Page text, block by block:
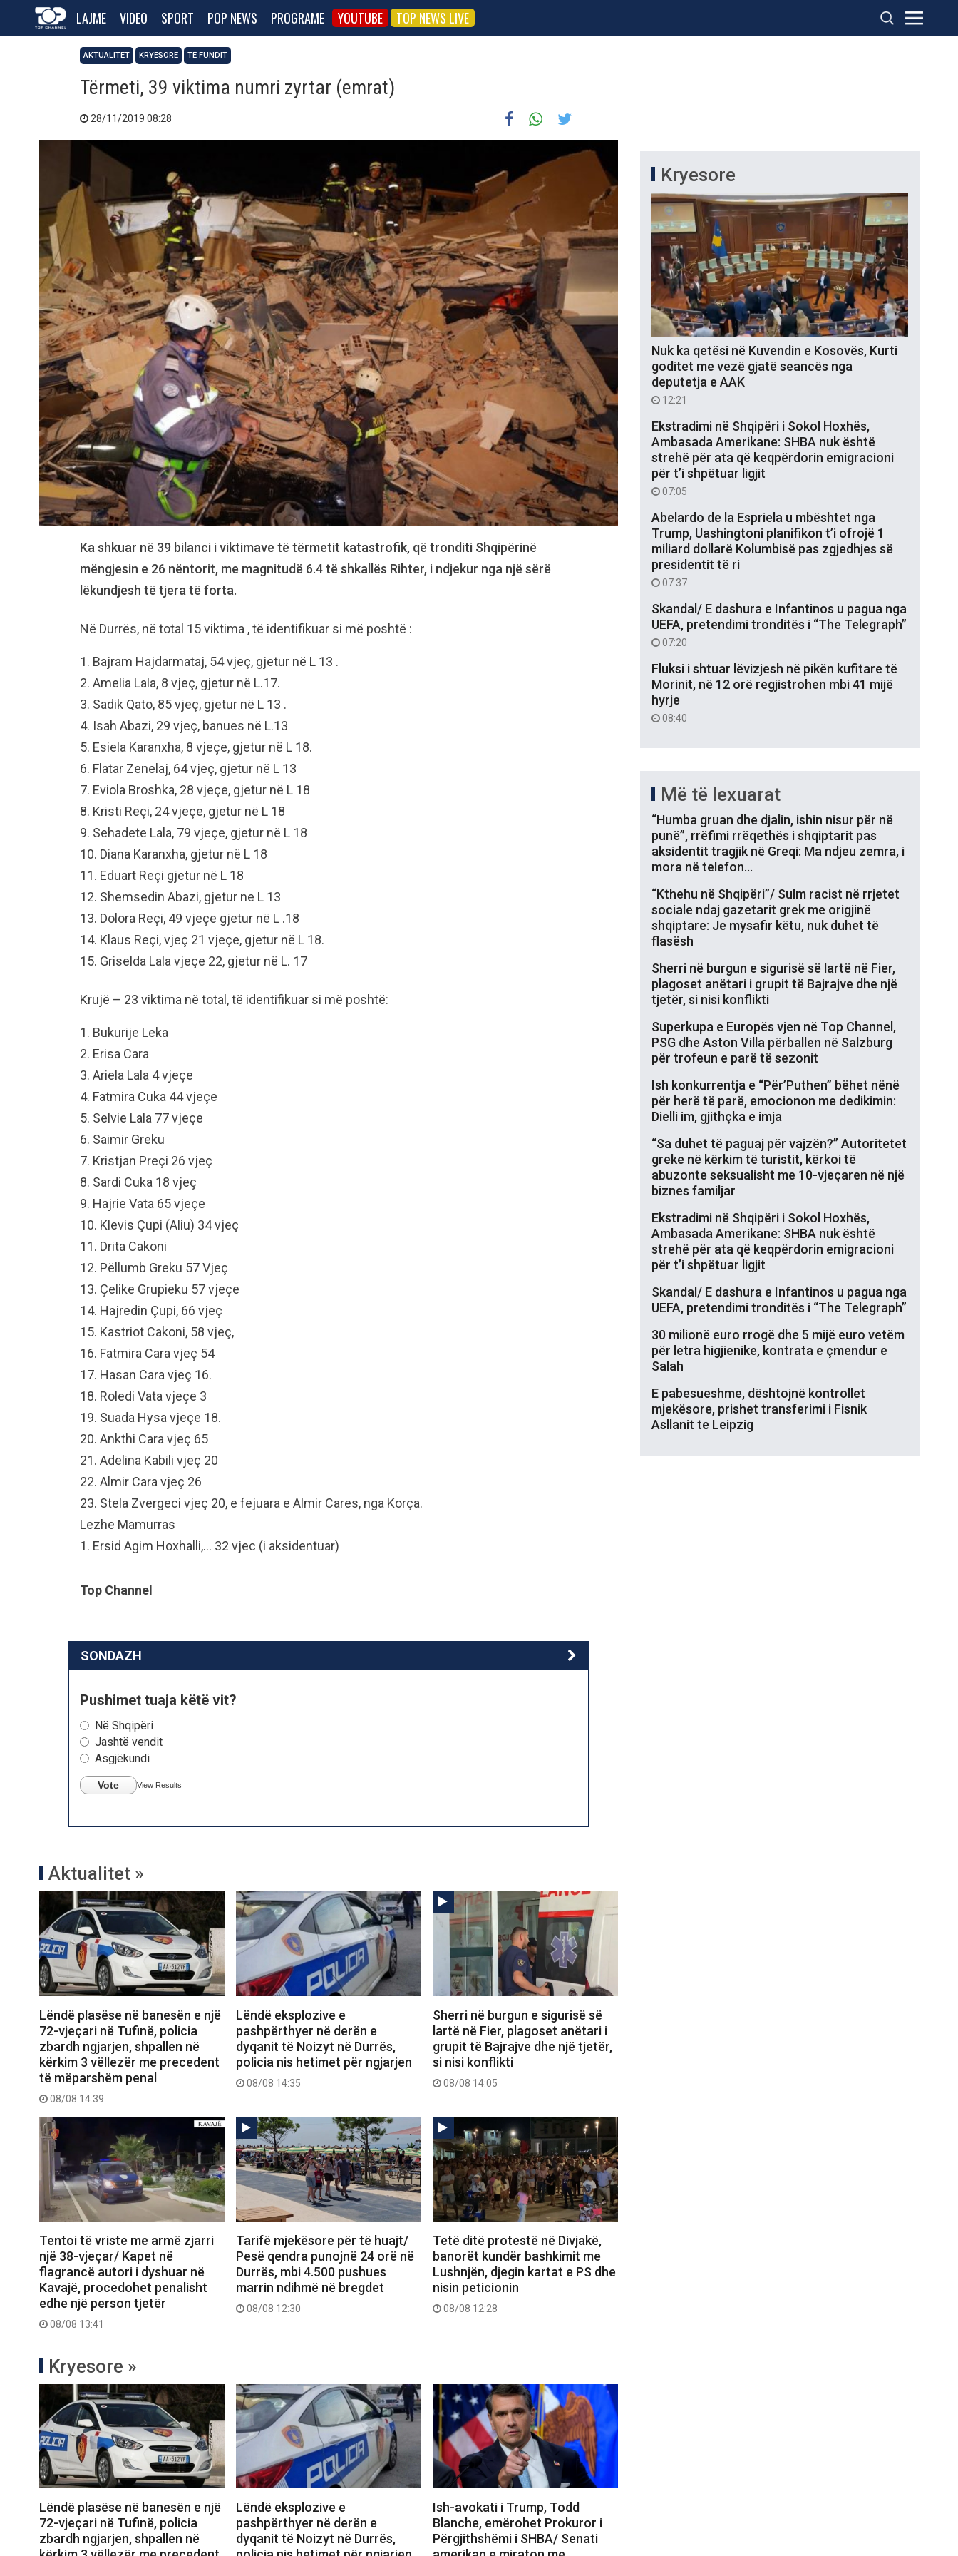
LAJME VIDEO SPORT POP NEWS PROGRAME YOUTUBE TOP NEWS LIVE
AKTUALITET KRYESORE TË FUNDIT
Tërmeti, 39 viktima numri zyrtar (emrat)
28/11/2019 08:28
Ka shkuar në 39 bilanci i viktimave të tërmetit katastrofik, që tronditi Shqipërinë
mëngjesin e 26 nëntorit, me magnitudë 6.4 të shkallës Rihter, i ndjekur nga një sërë
lëkundjesh të tjera të forta.
Në Durrës, në total 15 viktima , të identifikuar si më poshtë :
1. Bajram Hajdarmataj, 54 vjeç, gjetur në L 13 .
2. Amelia Lala, 8 vjeç, gjetur në L.17.
3. Sadik Qato, 85 vjeç, gjetur në L 13 .
4. Isah Abazi, 29 vjeç, banues në L.13
5. Esiela Karanxha, 8 vjeçe, gjetur në L 18.
6. Flatar Zenelaj, 64 vjeç, gjetur në L 13
7. Eviola Broshka, 28 vjeçe, gjetur në L 18
8. Kristi Reçi, 24 vjeçe, gjetur në L 18
9. Sehadete Lala, 79 vjeçe, gjetur në L 18
10. Diana Karanxha, gjetur në L 18
11. Eduart Reçi gjetur në L 18
12. Shemsedin Abazi, gjetur ne L 13
13. Dolora Reçi, 49 vjeçe gjetur në L .18
14. Klaus Reçi, vjeç 21 vjeçe, gjetur në L 18.
15. Griselda Lala vjeçe 22, gjetur në L. 17
Krujë – 23 viktima në total, të identifikuar si më poshtë:
1. Bukurije Leka
2. Erisa Cara
3. Ariela Lala 4 vjeçe
4. Fatmira Cuka 44 vjeçe
5. Selvie Lala 77 vjeçe
6. Saimir Greku
7. Kristjan Preçi 26 vjeç
8. Sardi Cuka 18 vjeç
9. Hajrie Vata 65 vjeçe
10. Klevis Çupi (Aliu) 34 vjeç
11. Drita Cakoni
12. Pëllumb Greku 57 Vjeç
13. Çelike Grupieku 57 vjeçe
14. Hajredin Çupi, 66 vjeç
15. Kastriot Cakoni, 58 vjeç,
16. Fatmira Cara vjeç 54
17. Hasan Cara vjeç 16.
18. Roledi Vata vjeçe 3
19. Suada Hysa vjeçe 18.
20. Ankthi Cara vjeç 65
21. Adelina Kabili vjeç 20
22. Almir Cara vjeç 26
23. Stela Zvergeci vjeç 20, e fejuara e Almir Cares, nga Korça.
Lezhe Mamurras
1. Ersid Agim Hoxhalli,… 32 vjec (i aksidentuar)
Top Channel
SONDAZH
Pushimet tuaja këtë vit?
Në Shqipëri
Jashtë vendit
Asgjëkundi
Vote View Results
Aktualitet »
Lëndë plasëse në banesën e një
72-vjeçari në Tufinë, policia
zbardh ngjarjen, shpallen në
kërkim 3 vëllezër me precedent
të mëparshëm penal
08/08 14:39
Lëndë eksplozive e
pashpërthyer në derën e
dyqanit të Noizyt në Durrës,
policia nis hetimet për ngjarjen
08/08 14:35
Sherri në burgun e sigurisë së
lartë në Fier, plagoset anëtari i
grupit të Bajrajve dhe një tjetër,
si nisi konflikti
08/08 14:05
Tentoi të vriste me armë zjarri
një 38-vjeçar/ Kapet në
flagrancë autori i dyshuar në
Kavajë, procedohet penalisht
edhe një person tjetër
08/08 13:41
Tarifë mjekësore për të huajt/
Pesë qendra punojnë 24 orë në
Durrës, mbi 4.500 pushues
marrin ndihmë në bregdet
08/08 12:30
Tetë ditë protestë në Divjakë,
banorët kundër bashkimit me
Lushnjën, djegin kartat e PS dhe
nisin peticionin
08/08 12:28
Kryesore »
Lëndë plasëse në banesën e një
72-vjeçari në Tufinë, policia
zbardh ngjarjen, shpallen në
Lëndë eksplozive e
pashpërthyer në derën e
dyqanit të Noizyt në Durrës,
Ish-avokati i Trump, Todd
Blanche, emërohet Prokuror i
Përgjithshëmi i SHBA/ Senati
Kryesore
Nuk ka qetësi në Kuvendin e Kosovës, Kurti
goditet me vezë gjatë seancës nga
deputetja e AAK
12:21
Ekstradimi në Shqipëri i Sokol Hoxhës,
Ambasada Amerikane: SHBA nuk është
strehë për ata që keqpërdorin emigracioni
për t’i shpëtuar ligjit
07:05
Abelardo de la Espriela u mbështet nga
Trump, Uashingtoni planifikon t’i ofrojë 1
miliard dollarë Kolumbisë pas zgjedhjes së
presidentit të ri
07:37
Skandal/ E dashura e Infantinos u pagua nga
UEFA, pretendimi tronditës i “The Telegraph”
07:20
Fluksi i shtuar lëvizjesh në pikën kufitare të
Morinit, në 12 orë regjistrohen mbi 41 mijë
hyrje
08:40
Më të lexuarat
“Humba gruan dhe djalin, ishin nisur për në
punë”, rrëfimi rrëqethës i shqiptarit pas
aksidentit tragjik në Greqi: Ma ndjeu zemra, i
mora në telefon…
“Kthehu në Shqipëri”/ Sulm racist në rrjetet
sociale ndaj gazetarit grek me origjinë
shqiptare: Je mysafir këtu, nuk duhet të
flasësh
Sherri në burgun e sigurisë së lartë në Fier,
plagoset anëtari i grupit të Bajrajve dhe një
tjetër, si nisi konflikti
Superkupa e Europës vjen në Top Channel,
PSG dhe Aston Villa përballen në Salzburg
për trofeun e parë të sezonit
Ish konkurrentja e “Për’Puthen” bëhet nënë
për herë të parë, emocionon me dedikimin:
Dielli im, gjithçka e imja
“Sa duhet të paguaj për vajzën?” Autoritetet
greke në kërkim të turistit, kërkoi të
abuzonte seksualisht me 10-vjeçaren në një
biznes familjar
Ekstradimi në Shqipëri i Sokol Hoxhës,
Ambasada Amerikane: SHBA nuk është
strehë për ata që keqpërdorin emigracioni
për t’i shpëtuar ligjit
Skandal/ E dashura e Infantinos u pagua nga
UEFA, pretendimi tronditës i “The Telegraph”
30 milionë euro rrogë dhe 5 mijë euro vetëm
për letra higjienike, kontrata e çmendur e
Salah
E pabesueshme, dështojnë kontrollet
mjekësore, prishet transferimi i Fisnik
Asllanit te Leipzig